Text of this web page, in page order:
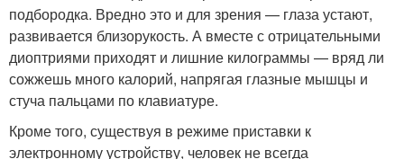
подбородка. Вредно это и для зрения — глаза устают,
развивается близорукость. А вместе с отрицательными
диоптриями приходят и лишние килограммы — вряд ли
сожжешь много калорий, напрягая глазные мышцы и
стуча пальцами по клавиатуре.
Кроме того, существуя в режиме приставки к
электронному устройству, человек не всегда